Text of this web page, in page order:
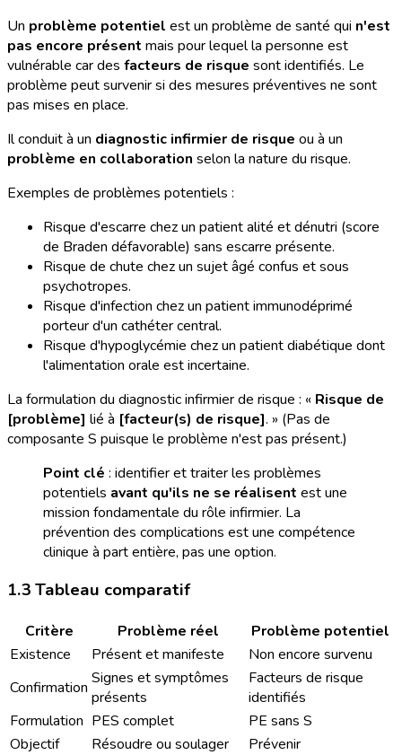
Un problème potentiel est un problème de santé qui n'est
pas encore présent mais pour lequel la personne est
vulnérable car des facteurs de risque sont identifiés. Le
problème peut survenir si des mesures préventives ne sont
pas mises en place.
Il conduit à un diagnostic infirmier de risque ou à un
problème en collaboration selon la nature du risque.
Exemples de problèmes potentiels :
Risque d'escarre chez un patient alité et dénutri (score
de Braden défavorable) sans escarre présente.
Risque de chute chez un sujet âgé confus et sous
psychotropes.
Risque d'infection chez un patient immunodéprimé
porteur d'un cathéter central.
Risque d'hypoglycémie chez un patient diabétique dont
l'alimentation orale est incertaine.
La formulation du diagnostic infirmier de risque : « Risque de
[problème] lié à [facteur(s) de risque]. » (Pas de
composante S puisque le problème n'est pas présent.)
Point clé : identifier et traiter les problèmes
potentiels avant qu'ils ne se réalisent est une
mission fondamentale du rôle infirmier. La
prévention des complications est une compétence
clinique à part entière, pas une option.
1.3 Tableau comparatif
Critère Problème réel
Problème potentiel
Existence
Présent et manifeste
Non encore survenu
Confirmation Signes et symptômes
présents
Facteurs de risque
identifiés
Formulation PES complet
PE sans S
Objectif
Résoudre ou soulager
Prévenir